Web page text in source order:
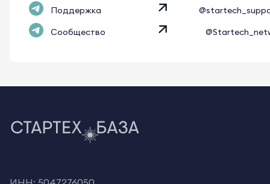
Поддержка
Сообщество